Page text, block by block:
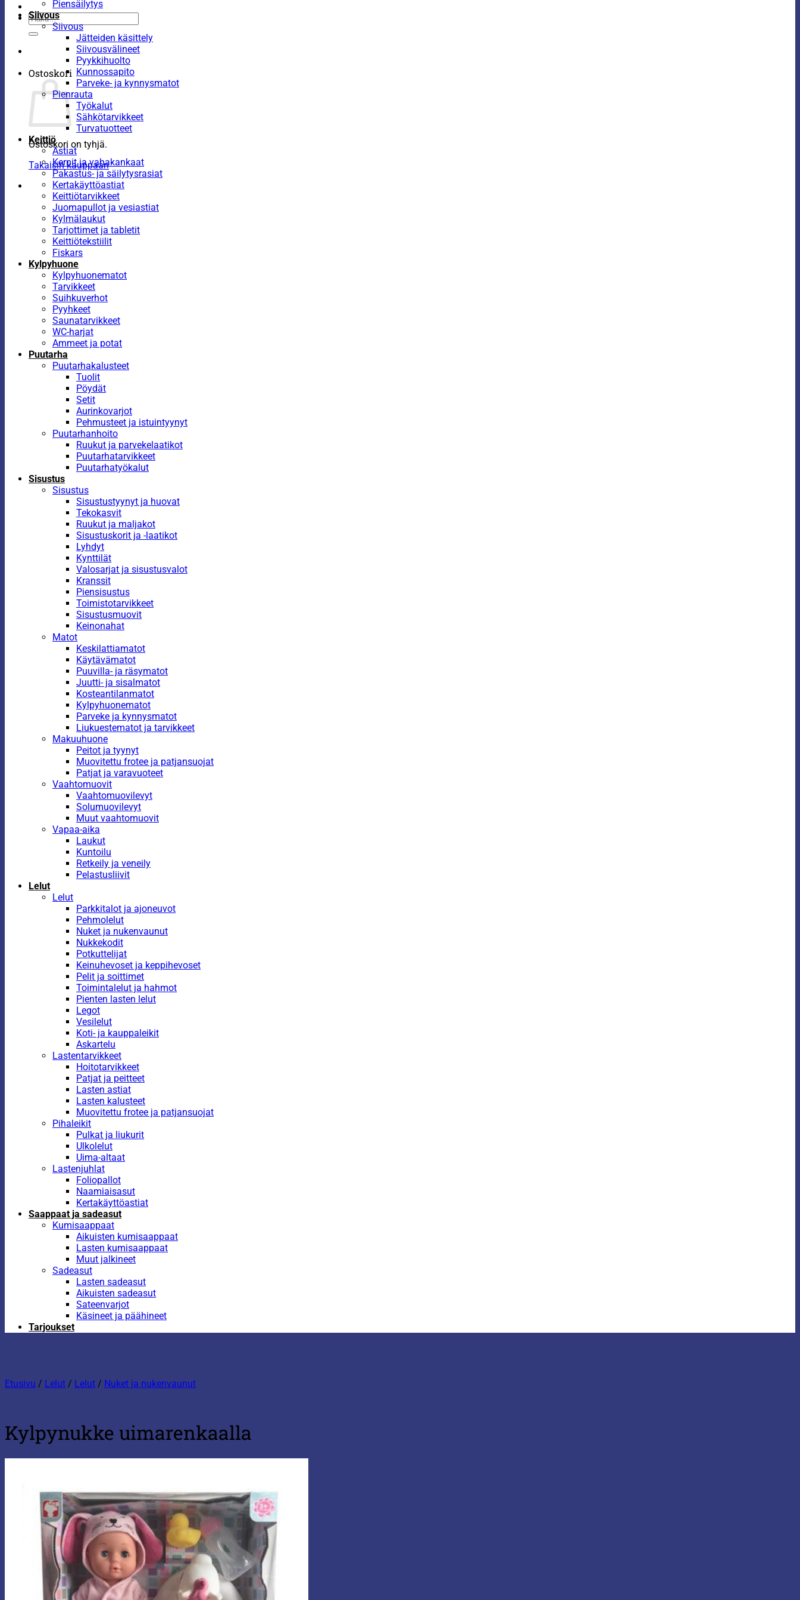
Etsi:
Ostoskori
Ostoskori on tyhjä.
Takaisin kauppaan
Piensäilytys
Siivous
Siivous
Jätteiden käsittely
Siivousvälineet
Pyykkihuolto
Kunnossapito
Parveke- ja kynnysmatot
Pienrauta
Työkalut
Sähkötarvikkeet
Turvatuotteet
Keittiö
Astiat
Kernit ja vahakankaat
Pakastus- ja säilytysrasiat
Kertakäyttöastiat
Keittiötarvikkeet
Juomapullot ja vesiastiat
Kylmälaukut
Tarjottimet ja tabletit
Keittiötekstiilit
Fiskars
Kylpyhuone
Kylpyhuonematot
Tarvikkeet
Suihkuverhot
Pyyhkeet
Saunatarvikkeet
WC-harjat
Ammeet ja potat
Puutarha
Puutarhakalusteet
Tuolit
Pöydät
Setit
Aurinkovarjot
Pehmusteet ja istuintyynyt
Puutarhanhoito
Ruukut ja parvekelaatikot
Puutarhatarvikkeet
Puutarhatyökalut
Sisustus
Sisustus
Sisustustyynyt ja huovat
Tekokasvit
Ruukut ja maljakot
Sisustuskorit ja -laatikot
Lyhdyt
Kynttilät
Valosarjat ja sisustusvalot
Kranssit
Piensisustus
Toimistotarvikkeet
Sisustusmuovit
Keinonahat
Matot
Keskilattiamatot
Käytävämatot
Puuvilla- ja räsymatot
Juutti- ja sisalmatot
Kosteantilanmatot
Kylpyhuonematot
Parveke ja kynnysmatot
Liukuestematot ja tarvikkeet
Makuuhuone
Peitot ja tyynyt
Muovitettu frotee ja patjansuojat
Patjat ja varavuoteet
Vaahtomuovit
Vaahtomuovilevyt
Solumuovilevyt
Muut vaahtomuovit
Vapaa-aika
Laukut
Kuntoilu
Retkeily ja veneily
Pelastusliivit
Lelut
Lelut
Parkkitalot ja ajoneuvot
Pehmolelut
Nuket ja nukenvaunut
Nukkekodit
Potkuttelijat
Keinuhevoset ja keppihevoset
Pelit ja soittimet
Toimintalelut ja hahmot
Pienten lasten lelut
Legot
Vesilelut
Koti- ja kauppaleikit
Askartelu
Lastentarvikkeet
Hoitotarvikkeet
Patjat ja peitteet
Lasten astiat
Lasten kalusteet
Muovitettu frotee ja patjansuojat
Pihaleikit
Pulkat ja liukurit
Ulkolelut
Uima-altaat
Lastenjuhlat
Foliopallot
Naamiaisasut
Kertakäyttöastiat
Saappaat ja sadeasut
Kumisaappaat
Aikuisten kumisaappaat
Lasten kumisaappaat
Muut jalkineet
Sadeasut
Lasten sadeasut
Aikuisten sadeasut
Sateenvarjot
Käsineet ja päähineet
Tarjoukset
Etusivu / Lelut / Lelut / Nuket ja nukenvaunut
Kylpynukke uimarenkaalla